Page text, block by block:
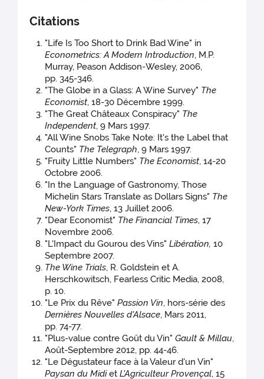
Citations
"Life Is Too Short to Drink Bad Wine" in
Econometrics: A Modern Introduction, M.P.
Murray, Peason Addison-Wesley, 2006,
pp. 345-346.
"The Globe in a Glass: A Wine Survey" The
Economist, 18-30 Décembre 1999.
"The Great Châteaux Conspiracy" The
Independent, 9 Mars 1997.
"All Wine Snobs Take Note: It's the Label that
Counts" The Telegraph, 9 Mars 1997.
"Fruity Little Numbers" The Economist, 14-20
Octobre 2006.
"In the Language of Gastronomy, Those
Michelin Stars Translate as Dollars Signs" The
New-York Times, 13 Juillet 2006.
"Dear Economist" The Financial Times, 17
Novembre 2006.
"L'Impact du Gourou des Vins"Libération, 10
Septembre 2007.
The Wine Trials, R. Goldstein et A.
Herschkowitsch, Fearless Critic Media, 2008,
p. 10.
"Le Prix du Rêve"Passion Vin, hors-série des
Dernières Nouvelles d'Alsace, Mars 2011,
pp. 74-77.
"Plus-value contre Goût du Vin"Gault & Millau,
Août-Septembre 2012, pp. 44-46.
"Le Dégustateur face à la Valeur d'un Vin"
Paysan du MidietL'Agriculteur Provençal, 15